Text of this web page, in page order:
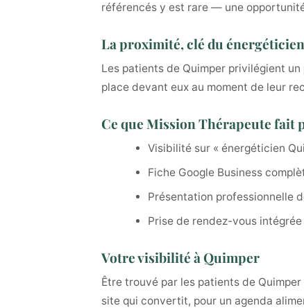
référencés y est rare — une
La proximité, clé du
Les patients de Quimper privilégient
place devant eux au moment de leur
Ce que Mission Thérapeute fait
Visibilité sur « énergéticien
Fiche Google Business
Présentation professionnelle
Prise de rendez-vous
Votre visibilité à Quimper
Être trouvé par les patients de
site qui convertit, pour un agenda